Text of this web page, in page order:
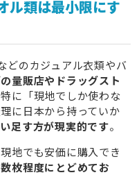
ル類は最小限にす
どのカジュアル衣類やバ
量販店やドラッグスト
に「現地でしか使わな
に日本から持っていか
足す方が現実的です。
地でも安価に購入でき
枚程度にとどめてお